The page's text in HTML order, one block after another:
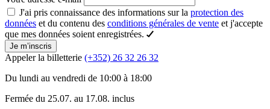
J'ai pris connaissance des informations sur la protection des
données et du contenu des conditions générales de vente et j'accepte
que mes données soient enregistrées.
Je m’inscris
Appeler la billetterie (+352) 26 32 26 32
Du lundi au vendredi de 10:00 à 18:00
Fermée du 25.07. au 17.08. inclus